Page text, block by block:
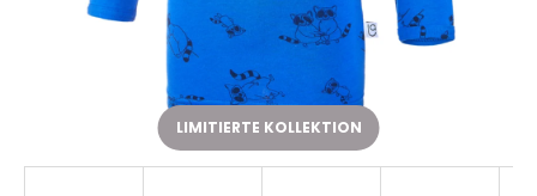
LIMITIERTE KOLLEKTION
SUCHEN